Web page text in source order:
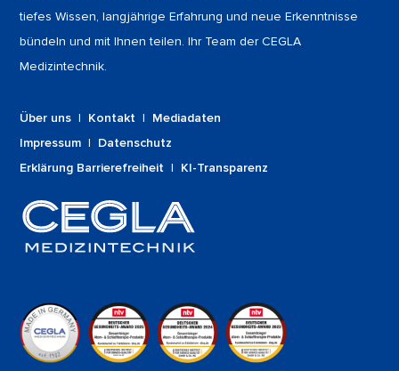
tiefes Wissen, langjährige Erfahrung und neue Erkenntnisse
bündeln und mit Ihnen teilen. Ihr Team der CEGLA
Medizintechnik.
Über uns | Kontakt | Mediadaten
Impressum | Datenschutz
Erklärung Barrierefreiheit | KI-Transparenz